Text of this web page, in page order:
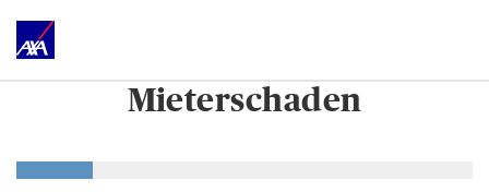
Mieterschaden